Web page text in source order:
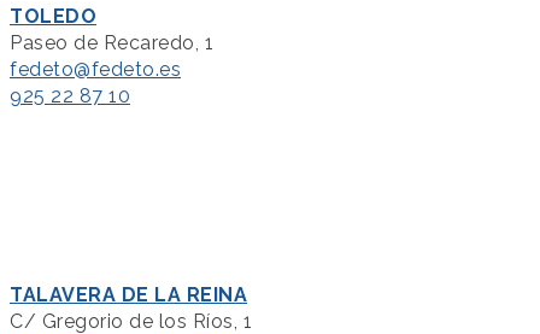
TOLEDO
Paseo de Recaredo, 1
fedeto@fedeto.es
925 22 87 10
TALAVERA DE LA REINA
C/ Gregorio de los Ríos, 1